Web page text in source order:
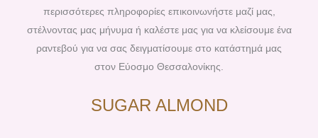
περισσότερες πληροφορίες επικοινωνήστε μαζί μας,
στέλνοντας μας μήνυμα ή καλέστε μας για να κλείσουμε ένα
ραντεβού για να σας δειγματίσουμε στο κατάστημά μας
στον Εύοσμο Θεσσαλονίκης.
SUGAR ALMOND